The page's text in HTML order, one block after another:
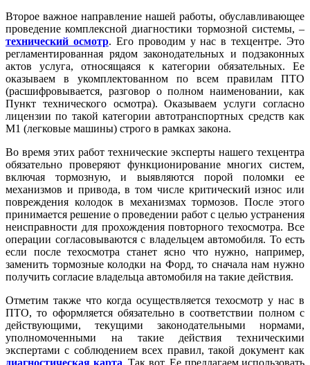
Второе важное направление нашей работы, обуславливающее
проведение комплексной диагностики тормозной системы, –
технический осмотр. Его проводим у нас в техцентре. Это
регламентированная рядом законодательных и подзаконных
актов услуга, относящаяся к категории обязательных. Ее
оказываем в укомплектованном по всем правилам ПТО
(расшифровывается, разговор о полном наименовании, как
Пункт технического осмотра). Оказываем услуги согласно
лицензии по такой категории автотранспортных средств как
M1 (легковые машины) строго в рамках закона.
Во время этих работ технические эксперты нашего техцентра
обязательно проверяют функционирование многих систем,
включая тормозную, и выявляются порой поломки ее
механизмов и привода, в том числе критический износ или
повреждения колодок в механизмах тормозов. После этого
принимается решение о проведении работ с целью устранения
неисправности для прохождения повторного техосмотра. Все
операции согласовываются с владельцем автомобиля. То есть
если после техосмотра станет ясно что нужно, например,
заменить тормозные колодки на Форд, то сначала нам нужно
получить согласие владельца автомобиля на такие действия.
Отметим также что когда осуществляется техосмотр у нас в
ПТО, то оформляется обязательно в соответствии полном с
действующими, текущими законодательными нормами,
уполномоченными на такие действия техническими
экспертами с соблюдением всех правил, такой документ как